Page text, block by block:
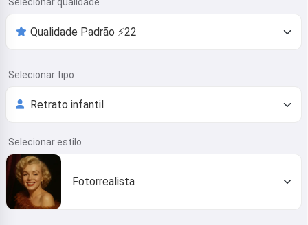
Selecionar tipo
Selecionar estilo
Fotorrealista